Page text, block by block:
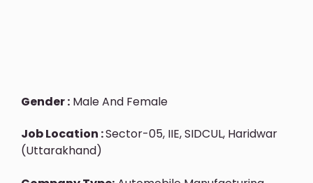
Gender : Male And Female
Job Location :Sector-05, IIE, SIDCUL, Haridwar
(Uttarakhand)